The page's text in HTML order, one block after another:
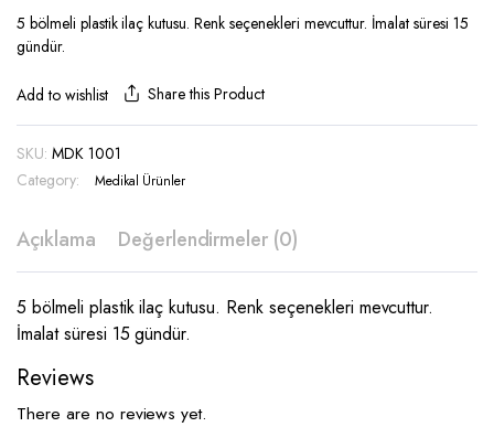
5 bölmeli plastik ilaç kutusu. Renk seçenekleri mevcuttur. İmalat süresi 15
gündür.
Add to wishlist Share this Product
SKU: MDK 1001
Category:
Medikal Ürünler
Açıklama Değerlendirmeler (0)
5 bölmeli plastik ilaç kutusu. Renk seçenekleri mevcuttur.
İmalat süresi 15 gündür.
Reviews
There are no reviews yet.